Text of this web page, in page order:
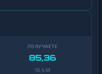
85,36
16,4 M